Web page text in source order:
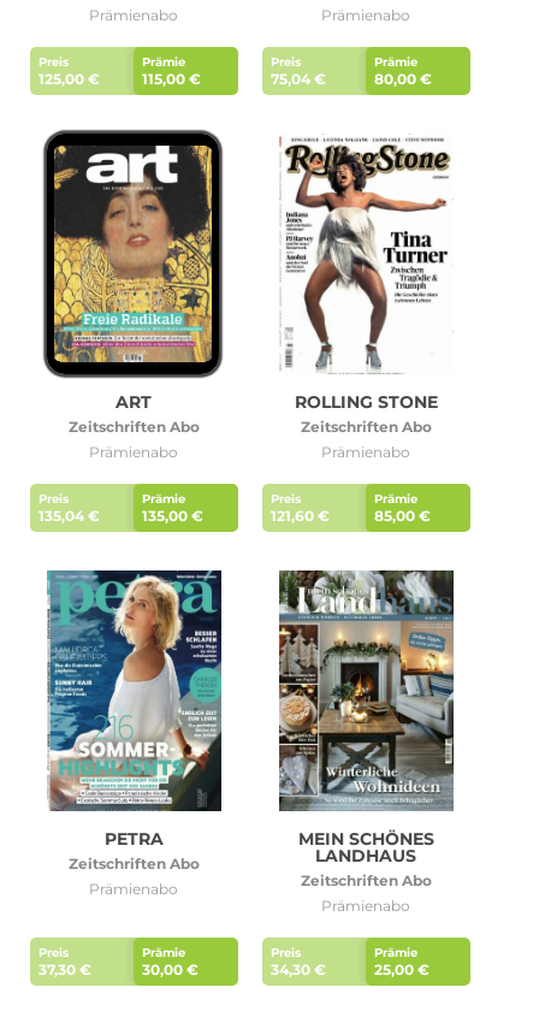
Prämienabo
Preis
125,00 €
Prämie
115,00 €
Prämienabo
Preis
75,04 €
Prämie
80,00 €
ART
Zeitschriften Abo
Prämienabo
Preis
135,04 €
Prämie
135,00 €
ROLLING STONE
Zeitschriften Abo
Prämienabo
Preis
121,60 €
Prämie
85,00 €
PETRA
Zeitschriften Abo
Prämienabo
Preis
37,30 €
Prämie
30,00 €
MEIN SCHÖNES
LANDHAUS
Zeitschriften Abo
Prämienabo
Preis
34,30 €
Prämie
25,00 €